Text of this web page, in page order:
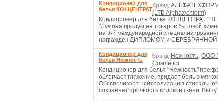
Кондиционер для
белья КОНЦЕНТРАТ
брэнд
(LTD Alphatechform)
Кондиционер для белья КОНЦЕНТРАТ
"Лучшая продукция товаров бытовой
на 8-й международной
награжден ДИПЛОМОМ и
Кондиционер для
белья Нежность
брэнд Нежность, ООО
Cosmetic)
Кондиционер для белья "Нежность"
облегчает глажение, придает белью
Обеспечивает нейтрализацию
сохраняет прочность волокон ткани. Выпу